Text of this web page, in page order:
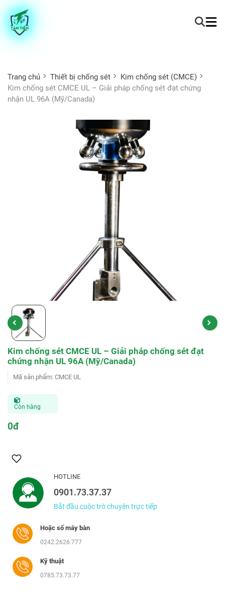
Trang chủ Thiết bị chống sét
Kim chống sét (CMCE)
Kim chống sét CMCE UL – Giải pháp chống sét đạt chứng
nhận UL 96A (Mỹ/Canada)
Kim chống sét CMCE UL – Giải pháp chống sét đạt
chứng nhận UL 96A (Mỹ/Canada)
Mã sản phẩm: CMCE UL
Còn hàng
0đ
HOTLINE
0901.73.37.37
Bắt đầu cuộc trò chuyện trực tiếp
Hoặc số máy bàn
0242.2626.777
Kỹ thuật
0785.73.73.77